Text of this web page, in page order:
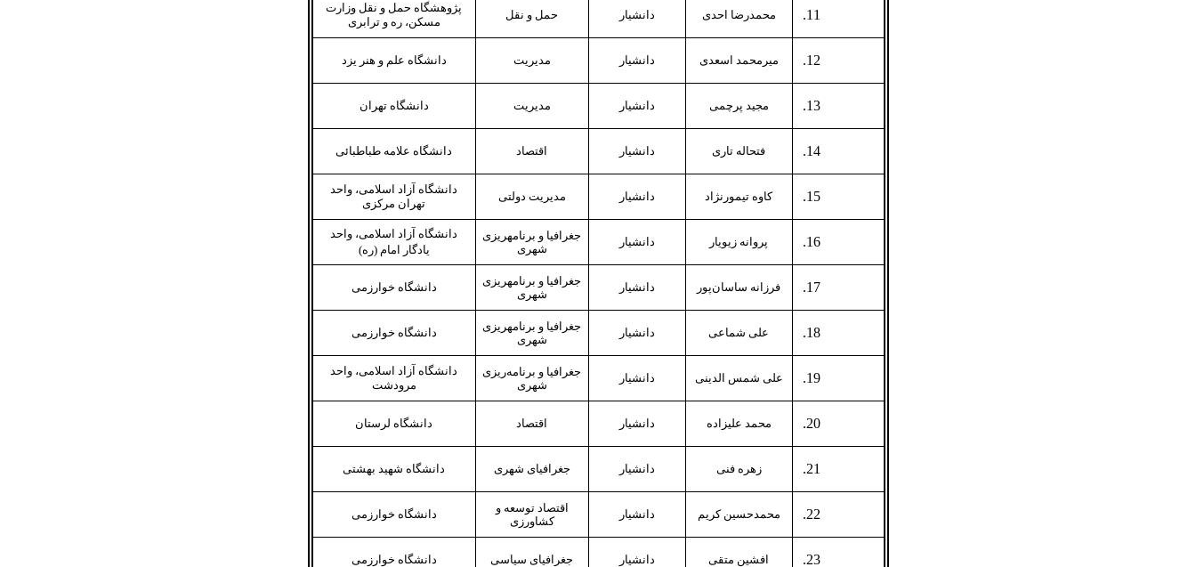
محمدرضا احدی دانشیار حمل و نقل
پژوهشگاه حمل و نقل وزارت
مسکن، ره و ترابری
میرمحمد اسعدی دانشیار مدیریت دانشگاه علم و هنر یزد
مجید پرچمی دانشیار مدیریت دانشگاه تهران
فتح‏اله تاری دانشیار اقتصاد دانشگاه علامه طباطبائی
کاوه تیمورنژاد دانشیار مدیریت دولتی
دانشگاه آزاد اسلامی، واحد
تهران مرکزی
پروانه زیویار دانشیار
جغرافیا و برنامه‎ریزی
شهری
دانشگاه آزاد اسلامی، واحد
یادگار امام (ره)
فرزانه ساسانپور دانشیار
جغرافیا و برنامه‎ریزی
شهری
دانشگاه خوارزمی
علی شماعی دانشیار جغرافیا و برنامهریزی
شهری
دانشگاه خوارزمی
علی شمس الدینی دانشیار
جغرافیا و برنامه‌ریزی
شهری
دانشگاه آزاد اسلامی، واحد
مرودشت
محمد علیزاده دانشیار اقتصاد دانشگاه لرستان
زهره فنی دانشیار جغرافیای شهری دانشگاه شهید بهشتی
محمدحسین کریم دانشیار
اقتصاد توسعه و
کشاورزی
دانشگاه خوارزمی
افشین متقی دانشیار جغرافیای سیاسی دانشگاه خوارزمی